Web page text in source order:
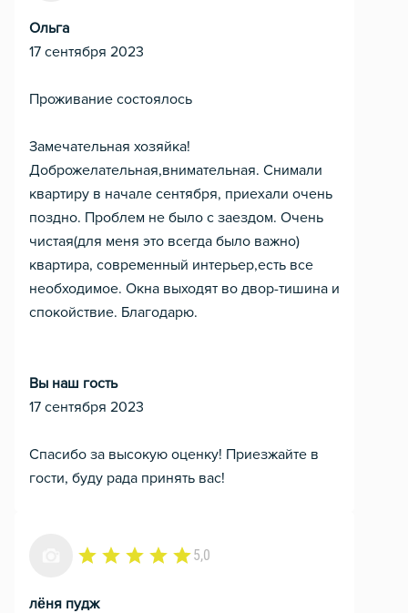
Ольга
17 сентября 2023
Проживание состоялось
Замечательная хозяйка!
Доброжелательная,внимательная. Снимали
квартиру в начале сентября, приехали очень
поздно. Проблем не было с заездом. Очень
чистая(для меня это всегда было важно)
квартира, современный интерьер,есть все
необходимое. Окна выходят во двор-тишина и
спокойствие. Благодарю.
Вы наш гость
17 сентября 2023
Спасибо за высокую оценку! Приезжайте в
гости, буду рада принять вас!
5,0
лёня пудж